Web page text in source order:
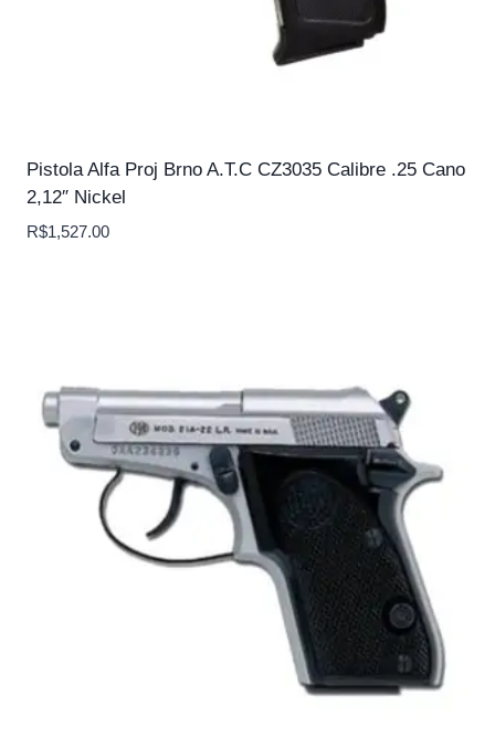
Pistola Alfa Proj Brno A.T.C CZ3035 Calibre .25 Cano
2,12″ Nickel
R$1,527.00